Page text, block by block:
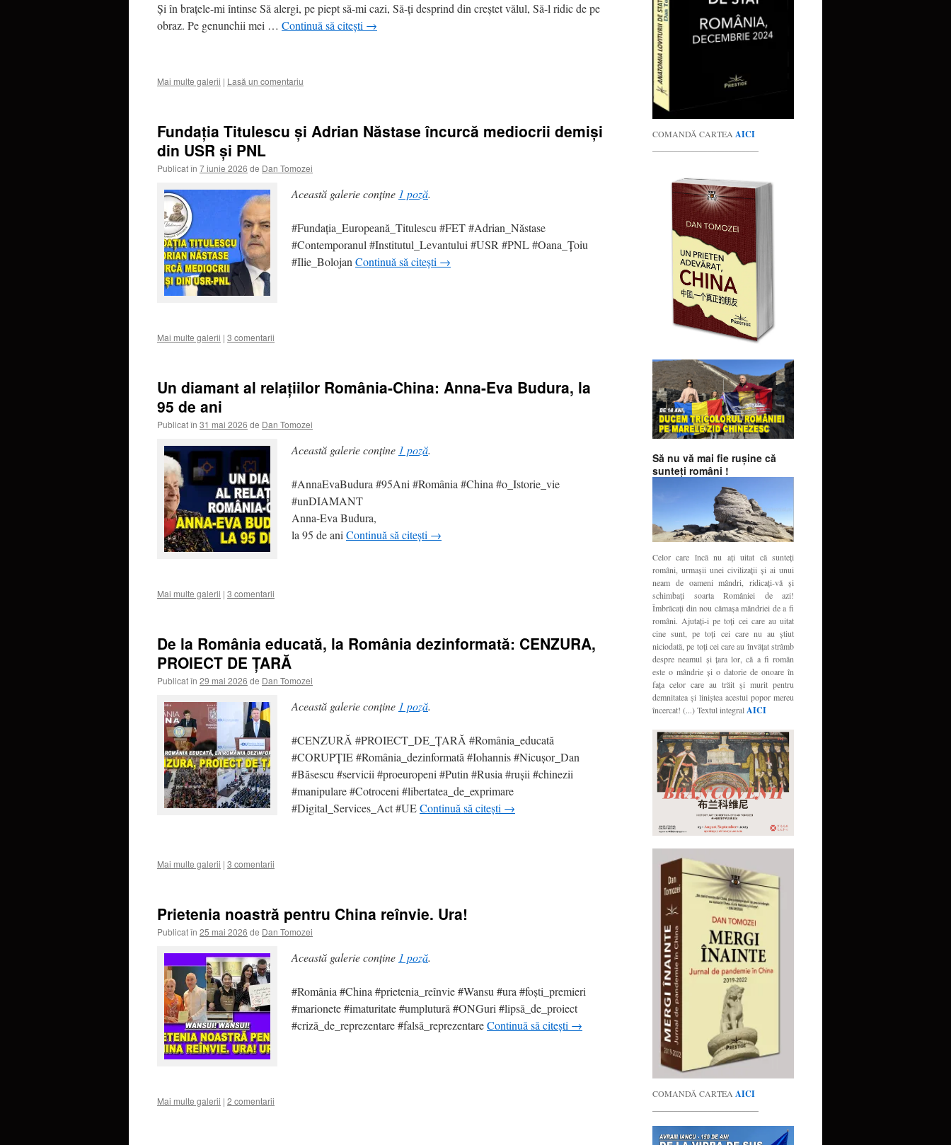
Şi în braţele-mi întinse Să alergi, pe piept să-mi cazi, Să-ţi desprind din creştet vălul, Să-l ridic de pe
obraz. Pe genunchii mei … Continuă să citești →
Mai multe galerii | Lasă un comentariu
Fundația Titulescu și Adrian Năstase încurcă mediocrii demiși
din USR și PNL
Publicat în 7 iunie 2026 de Dan Tomozei
Această galerie conține 1 poză.
#Fundația_Europeană_Titulescu #FET #Adrian_Năstase
#Contemporanul #Institutul_Levantului #USR #PNL #Oana_Țoiu
#Ilie_Bolojan Continuă să citești →
Mai multe galerii | 3 comentarii
Un diamant al relațiilor România-China: Anna-Eva Budura, la
95 de ani
Publicat în 31 mai 2026 de Dan Tomozei
Această galerie conține 1 poză.
#AnnaEvaBudura #95Ani #România #China #o_Istorie_vie
#unDIAMANT
Anna-Eva Budura,
la 95 de ani Continuă să citești →
Mai multe galerii | 3 comentarii
De la România educată, la România dezinformată: CENZURA,
PROIECT DE ȚARĂ
Publicat în 29 mai 2026 de Dan Tomozei
Această galerie conține 1 poză.
#CENZURĂ #PROIECT_DE_ȚARĂ #România_educată
#CORUPȚIE #România_dezinformată #Iohannis #Nicușor_Dan
#Băsescu #servicii #proeuropeni #Putin #Rusia #rușii #chinezii
#manipulare #Cotroceni #libertatea_de_exprimare
#Digital_Services_Act #UEContinuă să citești →
Mai multe galerii | 3 comentarii
Prietenia noastră pentru China reînvie. Ura!
Publicat în 25 mai 2026 de Dan Tomozei
Această galerie conține 1 poză.
#România #China #prietenia_reînvie #Wansu #ura #foști_premieri
#marionete #imaturitate #umplutură #ONGuri #lipsă_de_proiect
#criză_de_reprezentare #falsă_reprezentareContinuă să citești →
Mai multe galerii | 2 comentarii
COMANDĂ CARTEA AICI
Să nu vă mai fie ruşine că
sunteţi români !
Celor care încă nu aţi uitat că sunteţi
români, urmaşii unei civilizaţii şi ai unui
neam de oameni mândri, ridicaţi-vă şi
schimbaţi soarta României de azi!
Îmbrăcaţi din nou cămaşa mândriei de a fi
români. Ajutaţi-i pe toţi cei care au uitat
cine sunt, pe toţi cei care nu au ştiut
niciodată, pe toţi cei care au învăţat strâmb
despre neamul şi ţara lor, că a fi român
este o mândrie şi o datorie de onoare în
faţa celor care au trăit şi murit pentru
demnitatea şi liniştea acestui popor mereu
încercat! (...) Textul integralAICI
COMANDĂ CARTEA AICI